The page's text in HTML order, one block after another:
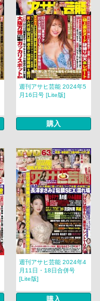
週刊アサヒ芸能 2024年5
月16日号 [Lite版]
購入
週刊アサヒ芸能 2024年4
月11日・18日合併号
[Lite版]
購入